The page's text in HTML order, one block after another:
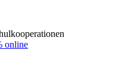
online